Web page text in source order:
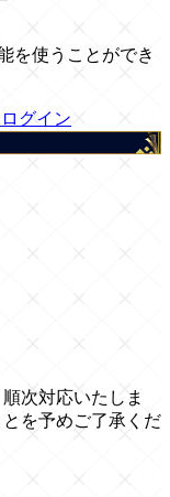
を使うことができ
グイン
次対応いたしま
を予めご了承くだ